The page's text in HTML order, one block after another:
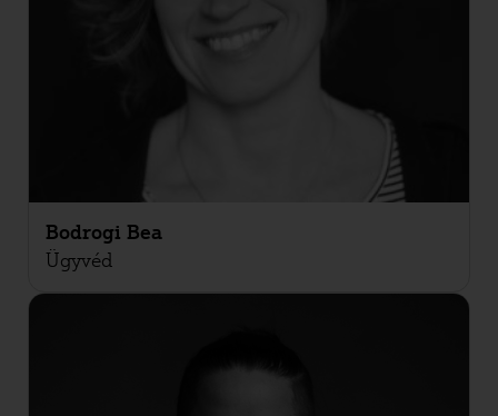
Bodrogi Bea
Ügyvéd